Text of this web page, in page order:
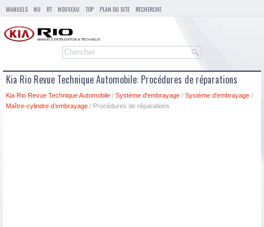
MANUELS NU RT NOUVEAU TOP PLAN DU SITE RECHERCHE
Kia Rio Revue Technique Automobile: Procédures de réparations
Kia Rio Revue Technique Automobile / Système d'embrayage / Système d'embrayage /
Maître-cylindre d’embrayage / Procédures de réparations